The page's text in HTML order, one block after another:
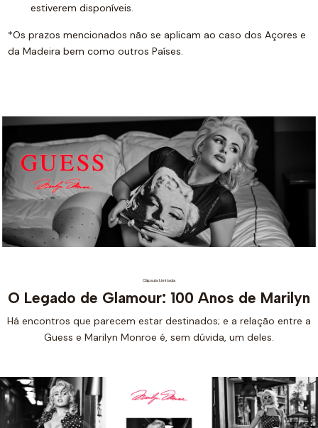
estiverem disponíveis.
*Os prazos mencionados não se aplicam ao caso dos Açores e
da Madeira bem como outros Países.
Cápsula Limitada
O Legado de Glamour: 100 Anos de Marilyn
Há encontros que parecem estar destinados; e a relação entre a
Guess e Marilyn Monroe é, sem dúvida, um deles.